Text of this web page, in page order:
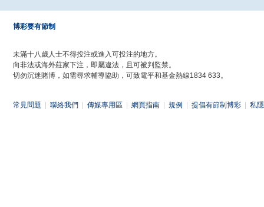
博彩要有節制
未滿十八歲人士不得投注或進入可投注的地方。
向非法或海外莊家下注，即屬違法，且可被判監禁。
切勿沉迷賭博，如需尋求輔導協助，可致電平和基金熱線1834 633。
常見問題 聯絡我們 傳媒專用區 網頁指南 規例 提倡有節制博彩 私